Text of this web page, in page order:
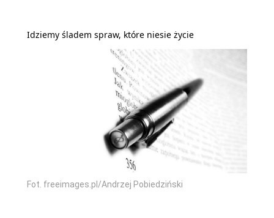
Idziemy śladem spraw, które niesie życie
Fot. freeimages.pl/Andrzej Pobiedziński